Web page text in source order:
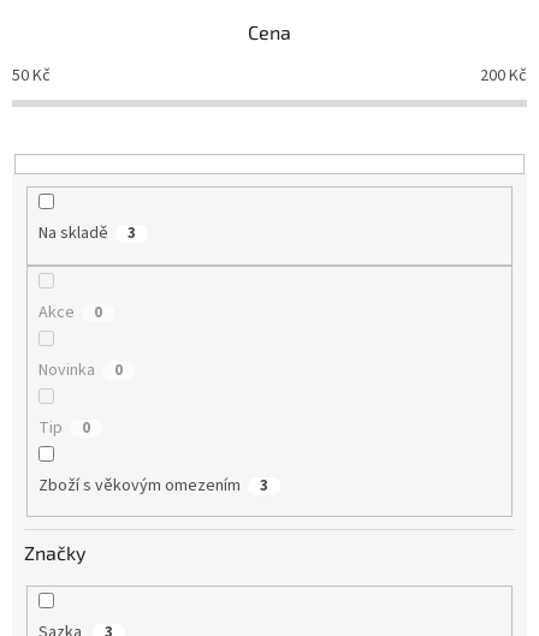
p
r
o
u
Cena
50Kč 200Kč
Na skladě 3
Akce 0
Novinka 0
Tip 0
Zboží s věkovým omezením 3
Značky